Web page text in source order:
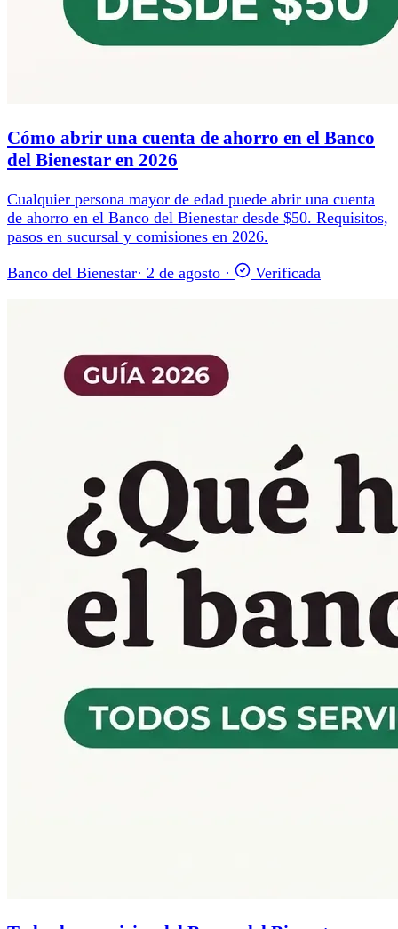
Cómo abrir una cuenta de ahorro en el Banco
del Bienestar en 2026
Cualquier persona mayor de edad puede abrir una cuenta
de ahorro en el Banco del Bienestar desde $50. Requisitos,
pasos en sucursal y comisiones en 2026.
Banco del Bienestar· 2 de agosto · Verificada